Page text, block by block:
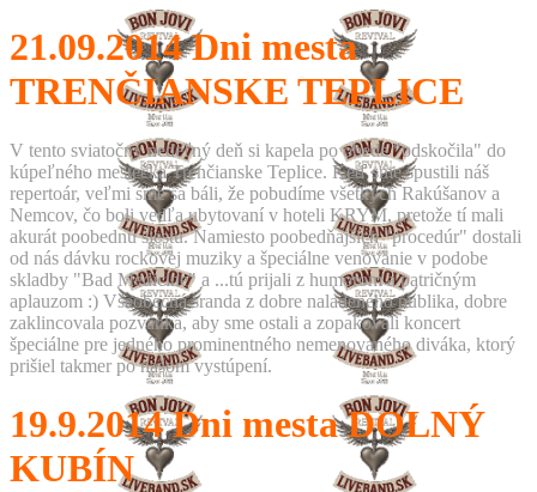
21.09.2014Dni mesta
TRENČIANSKE TEPLICE
V tento sviatočný nedeľný deň si kapela po obede "odskočila" do
kúpeľného mestečka Trenčianske Teplice. Keď sme spustili náš
repertoár, veľmi sme sa báli, že pobudíme všetkých Rakúšanov a
Nemcov, čo boli vedľa ubytovaní v hoteli KRYM, pretože tí mali
akurát poobednú siestu. Namiesto poobedňajších "procedúr" dostali
od nás dávku rockovej muziky a špeciálne venovanie v podobe
skladby "Bad Medicine" a ...tú prijali z humorom a patričným
aplauzom :) Všeobecná sranda z dobre naladeného publika, dobre
zaklincovala pozvánka, aby sme ostali a zopakovali koncert
špeciálne pre jedného prominentného nemenovaného diváka, ktorý
prišiel takmer po našom vystúpení.
19.9.2014Dni mesta DOLNÝ
KUBÍN